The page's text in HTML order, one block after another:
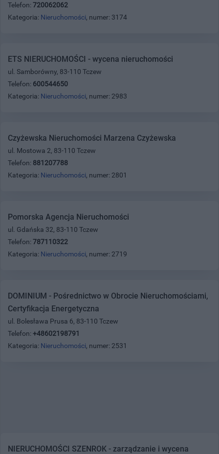
Telefon: 720062062
Kategoria: Nieruchomości, numer: 3174
ETS NIERUCHOMOŚCI - wycena nieruchomości
ul. Samborówny, 83-110 Tczew
Telefon: 600544650
Kategoria: Nieruchomości, numer: 2983
Czyżewska Nieruchomości Marzena Czyżewska
ul. Mostowa 2, 83-110 Tczew
Telefon: 881207788
Kategoria: Nieruchomości, numer: 2801
Pomorska Agencja Nieruchomości
ul. Gdańska 32, 83-110 Tczew
Telefon: 787110322
Kategoria: Nieruchomości, numer: 2719
DOMINIUM - Pośrednictwo w Obrocie Nieruchomościami,
Certyfikacja Energetyczna
ul. Bolesława Prusa 6, 83-110 Tczew
Telefon: +48602198791
Kategoria: Nieruchomości, numer: 2531
NIERUCHOMOŚCI SZENROK - zarządzanie i wycena